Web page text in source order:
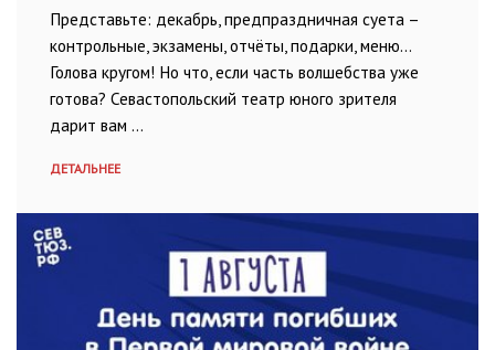
Представьте: декабрь, предпраздничная суета –
контрольные, экзамены, отчёты, подарки, меню…
Голова кругом! Но что, если часть волшебства уже
готова? Севастопольский театр юного зрителя
дарит вам …
ДЕТАЛЬНЕЕ